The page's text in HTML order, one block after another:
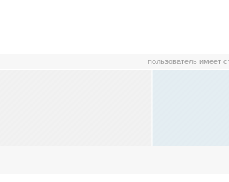
пользователь имеет